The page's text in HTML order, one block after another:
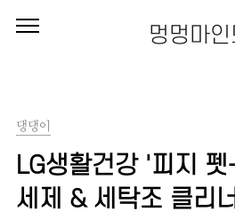
멍멍마인
댕댕이
LG생활건강 '피지
세제 & 세탁조 클리